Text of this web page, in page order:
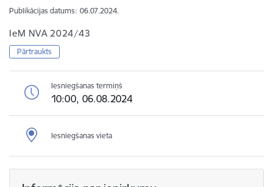
Publikācijas datums: 06.07.2024.
IeM NVA 2024/43
Pārtraukts
Iesniegšanas termiņš
10:00, 06.08.2024
Iesniegšanas vieta